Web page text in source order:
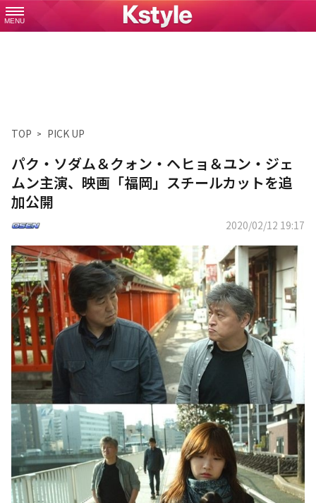
MENU
TOP PICK UP
パク・ソダム＆クォン・ヘヒョ＆ユン・ジェ
ムン主演、映画「福岡」スチールカットを追
加公開
2020/02/12 19:17